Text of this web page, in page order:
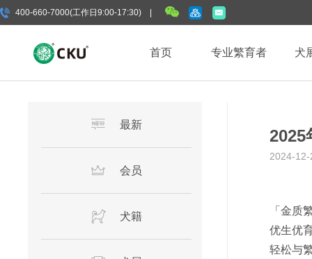
400-660-7000(工作日9:00-17:30) |
首页 专业繁育者 犬
最新
会员
犬籍
2025
2024-
「金质
优生优
轻松与